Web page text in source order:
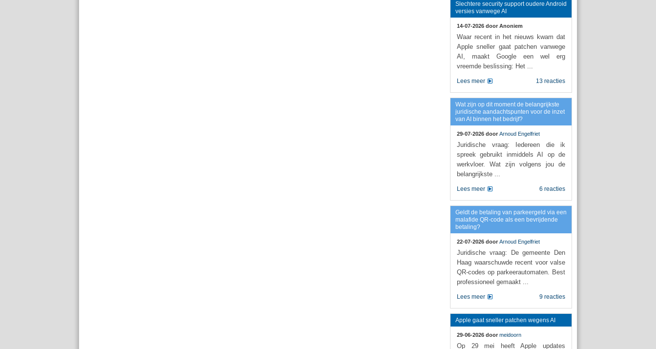
Slechtere security support oudere Android
versies vanwege AI
14-07-2026 door Anoniem
Waar recent in het nieuws kwam dat
Apple sneller gaat patchen vanwege
AI, maakt Google een wel erg
vreemde beslissing: Het ...
13 reacties
Lees meer
Wat zijn op dit moment de belangrijkste
juridische aandachtspunten voor de inzet
van AI binnen het bedrijf?
29-07-2026 door Arnoud Engelfriet
Juridische vraag: Iedereen die ik
spreek gebruikt inmiddels AI op de
werkvloer. Wat zijn volgens jou de
belangrijkste ...
6 reacties
Lees meer
Geldt de betaling van parkeergeld via een
malafide QR-code als een bevrijdende
betaling?
22-07-2026 door Arnoud Engelfriet
Juridische vraag: De gemeente Den
Haag waarschuwde recent voor valse
QR-codes op parkeerautomaten. Best
professioneel gemaakt ...
9 reacties
Lees meer
Apple gaat sneller patchen wegens AI
29-06-2026 door meidoorn
Op 29 mei heeft Apple updates